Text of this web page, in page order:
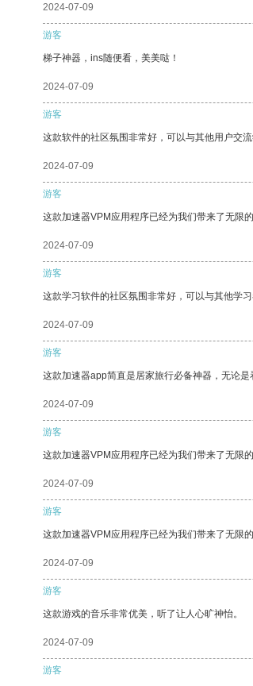
2024-07-09
游客
梯子神器，ins随便看，美美哒！
2024-07-09
游客
这款软件的社区氛围非常好，可以与其他用户交流
2024-07-09
游客
这款加速器VPM应用程序已经为我们带来了无限的
2024-07-09
游客
这款学习软件的社区氛围非常好，可以与其他学习
2024-07-09
游客
这款加速器app简直是居家旅行必备神器，无论
2024-07-09
游客
这款加速器VPM应用程序已经为我们带来了无限
2024-07-09
游客
这款加速器VPM应用程序已经为我们带来了无限的
2024-07-09
游客
这款游戏的音乐非常优美，听了让人心旷神怡。
2024-07-09
游客